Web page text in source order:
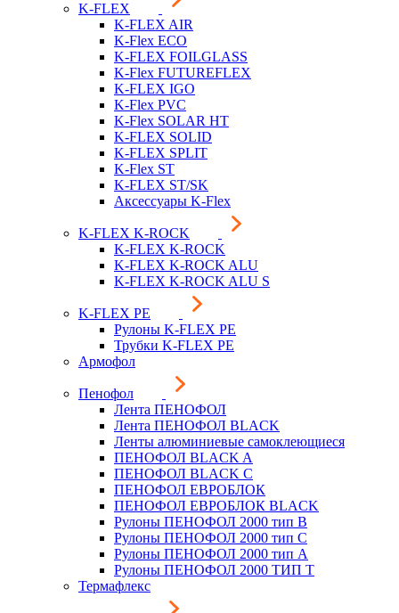
K-FLEX
K-FLEX AIR
K-Flex ECO
K-FLEX FOILGLASS
K-Flex FUTUREFLEX
K-FLEX IGO
K-Flex PVC
K-Flex SOLAR HT
K-FLEX SOLID
K-FLEX SPLIT
K-Flex ST
K-FLEX ST/SK
Аксессуары K-Flex
K-FLEX K-ROCK
K-FLEX K-ROCK
K-FLEX K-ROCK ALU
K-FLEX K-ROCK ALU S
K-FLEX PE
Рулоны K-FLEX PE
Трубки K-FLEX PE
Армофол
Пенофол
Лента ПЕНОФОЛ
Лента ПЕНОФОЛ BLACK
Ленты алюминиевые самоклеющиеся
ПЕНОФОЛ BLACK A
ПЕНОФОЛ BLACK С
ПЕНОФОЛ ЕВРОБЛОК
ПЕНОФОЛ ЕВРОБЛОК BLACK
Рулоны ПЕНОФОЛ 2000 тип B
Рулоны ПЕНОФОЛ 2000 тип C
Рулоны ПЕНОФОЛ 2000 тип А
Рулоны ПЕНОФОЛ 2000 ТИП Т
Термафлекс